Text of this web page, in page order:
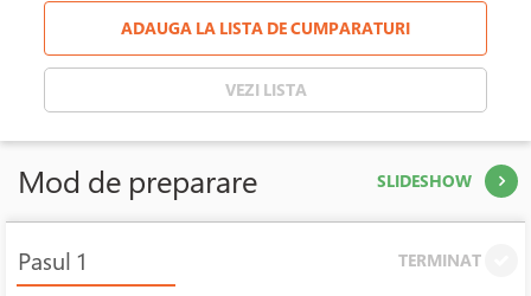
ADAUGA LA LISTA DE CUMPARATURI
VEZI LISTA
Mod de preparare SLIDESHOW
Pasul 1 TERMINAT